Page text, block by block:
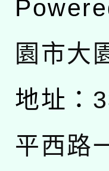
園市大
地址：
平西路